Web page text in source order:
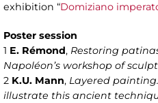
exhibition “Domiziano
Poster session
1 E. Rémond, Restoring
Napoléon’s workshop of
2 K.U. Mann, Layered
illustrate this ancient